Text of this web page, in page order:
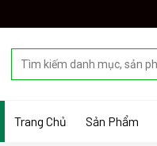
kiếm:
Trang Chủ Sản Phẩm